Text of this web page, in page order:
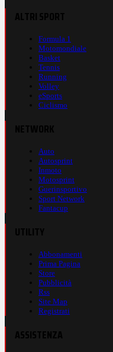
Formula 1
Motomondiale
Basket
Tennis
Running
Volley
eSports
Ciclismo
Auto
Autosprint
Inmoto
Motosprint
Guerinsportivo
Sport Network
Fantacup
Abbonamenti
Prima Pagina
Store
Pubblicità
Rss
Site Map
Registrati